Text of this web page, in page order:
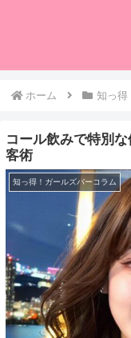
ホーム 知っ得
コール飲みで特別
客術
知っ得！ガールズバーコラム